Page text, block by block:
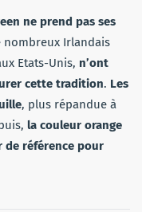
ne prend pas ses
nombreux Irlandais
Etats-Unis, n’ont
cette tradition. Les
, plus répandue à
la couleur orange
de référence pour